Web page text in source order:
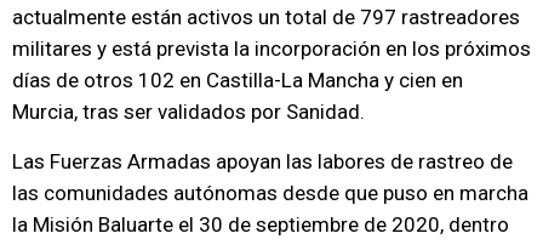
actualmente están activos un total de 797 rastreadores
militares y está prevista la incorporación en los próximos
días de otros 102 en Castilla-La Mancha y cien en
Murcia, tras ser validados por Sanidad.
Las Fuerzas Armadas apoyan las labores de rastreo de
las comunidades autónomas desde que puso en marcha
la Misión Baluarte el 30 de septiembre de 2020, dentro